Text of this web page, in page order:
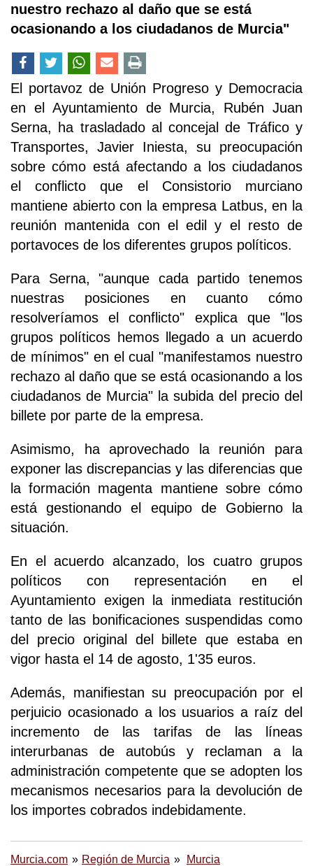
nuestro rechazo al daño que se está
ocasionando a los ciudadanos de Murcia"
El portavoz de Unión Progreso y Democracia
en el Ayuntamiento de Murcia, Rubén Juan
Serna, ha trasladado al concejal de Tráfico y
Transportes, Javier Iniesta, su preocupación
sobre cómo está afectando a los ciudadanos
el conflicto que el Consistorio murciano
mantiene abierto con la empresa Latbus, en la
reunión mantenida con el edil y el resto de
portavoces de los diferentes grupos políticos.
Para Serna, "aunque cada partido tenemos
nuestras posiciones en cuanto cómo
resolveríamos el conflicto" explica que "los
grupos políticos hemos llegado a un acuerdo
de mínimos" en el cual "manifestamos nuestro
rechazo al daño que se está ocasionando a los
ciudadanos de Murcia" la subida del precio del
billete por parte de la empresa.
Asimismo, ha aprovechado la reunión para
exponer las discrepancias y las diferencias que
la formación magenta mantiene sobre cómo
está gestionando el equipo de Gobierno la
situación.
En el acuerdo alcanzado, los cuatro grupos
políticos con representación en el
Ayuntamiento exigen la inmediata restitución
tanto de las bonificaciones suspendidas como
del precio original del billete que estaba en
vigor hasta el 14 de agosto, 1'35 euros.
Además, manifiestan su preocupación por el
perjuicio ocasionado a los usuarios a raíz del
incremento de las tarifas de las líneas
interurbanas de autobús y reclaman a la
administración competente que se adopten los
mecanismos necesarios para la devolución de
los importes cobrados indebidamente.
Murcia.com Región de Murcia Murcia